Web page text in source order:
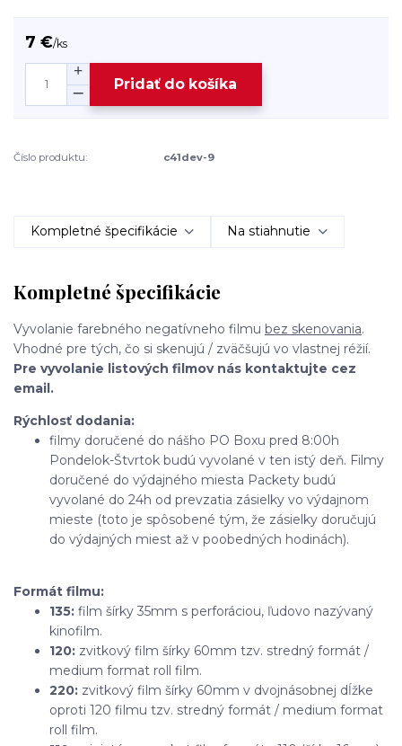
7 €/ks
Pridať do košíka
Číslo produktu: c41dev-9
Kompletné špecifikácie Na stiahnutie
Kompletné špecifikácie
Vyvolanie farebného negatívneho filmu bez skenovania.
Vhodné pre tých, čo si skenujú / zväčšujú vo vlastnej réžií.
Pre vyvolanie listových filmov nás kontaktujte cez
email.
Rýchlosť dodania:
filmy doručené do nášho PO Boxu pred 8:00h
Pondelok-Štvrtok budú vyvolané v ten istý deň. Filmy
doručené do výdajného miesta Packety budú
vyvolané do 24h od prevzatia zásielky vo výdajnom
mieste (toto je spôsobené tým, že zásielky doručujú
do výdajných miest až v poobedných hodinách).
Formát filmu:
135: film šírky 35mm s perforáciou, ľudovo nazývaný
kinofilm.
120: zvitkový film šírky 60mm tzv. stredný formát /
medium format roll film.
220: zvitkový film šírky 60mm v dvojnásobnej dĺžke
oproti 120 filmu tzv. stredný formát / medium format
roll film.